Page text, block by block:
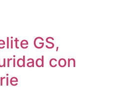
GS,
con